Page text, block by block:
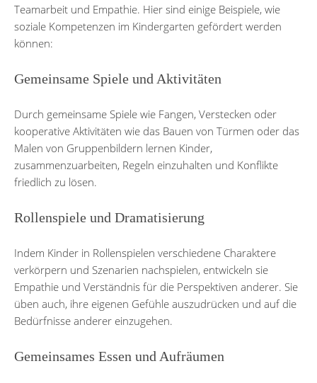
Teamarbeit und Empathie. Hier sind einige Beispiele, wie
soziale Kompetenzen im Kindergarten gefördert werden
können:
Gemeinsame Spiele und Aktivitäten
Durch gemeinsame Spiele wie Fangen, Verstecken oder
kooperative Aktivitäten wie das Bauen von Türmen oder das
Malen von Gruppenbildern lernen Kinder,
zusammenzuarbeiten, Regeln einzuhalten und Konflikte
friedlich zu lösen.
Rollenspiele und Dramatisierung
Indem Kinder in Rollenspielen verschiedene Charaktere
verkörpern und Szenarien nachspielen, entwickeln sie
Empathie und Verständnis für die Perspektiven anderer. Sie
üben auch, ihre eigenen Gefühle auszudrücken und auf die
Bedürfnisse anderer einzugehen.
Gemeinsames Essen und Aufräumen